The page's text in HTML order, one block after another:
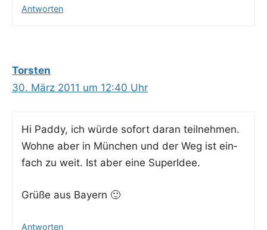
Antworten
Torsten
30. März 2011 um 12:40 Uhr
Hi Pad­dy, ich wür­de sofort dar­an teil­neh­men.
Woh­ne aber in Mün­chen und der Weg ist ein­
fach zu weit. Ist aber eine SuperIdee.
Grü­ße aus Bayern 🙂
Antworten